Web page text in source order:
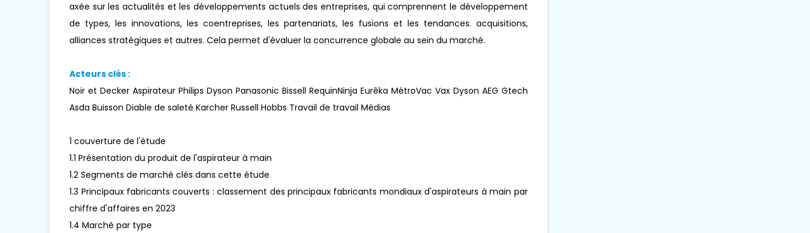
axée sur les actualités et les développements actuels des entreprises, qui comprennent le développement
de types, les innovations, les coentreprises, les partenariats, les fusions et les tendances. acquisitions,
alliances stratégiques et autres. Cela permet d'évaluer la concurrence globale au sein du marché.
Acteurs clés :
Noir et Decker Aspirateur Philips Dyson Panasonic Bissell RequinNinja Eurêka MétroVac Vax Dyson AEG Gtech
Asda Buisson Diable de saleté Karcher Russell Hobbs Travail de travail Médias
1 couverture de l'étude
1.1 Présentation du produit de l'aspirateur à main
1.2 Segments de marché clés dans cette étude
1.3 Principaux fabricants couverts : classement des principaux fabricants mondiaux d'aspirateurs à main par
chiffre d'affaires en 2023
1.4 Marché par type